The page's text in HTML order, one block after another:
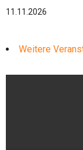
11.11.2026
Weitere